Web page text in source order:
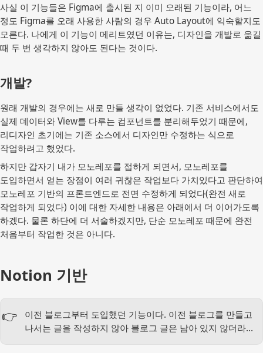
사실 이 기능들은 Figma에 출시된 지 이미 오래된 기능이라, 어느
정도 Figma를 오래 사용한 사람의 경우 Auto Layout에 익숙할지도
모른다. 나에게 이 기능이 메리트였던 이유는, 디자인을 개발로 옮길
때 두 번 생각하지 않아도 된다는 것이다.
개발?
원래 개발의 경우에는 새로 만들 생각이 없었다. 기존 서비스에서도
실제 데이터와 View를 다루는 컴포넌트를 분리해두었기 때문에,
리디자인 초기에는 기존 소스에서 디자인만 수정하는 식으로
작업하려고 했었다.
하지만 갑자기 내가 모노레포를 접하게 되면서, 모노레포를
도입하면서 얻는 장점이 여러 귀찮은 작업보다 가치있다고 판단하여
모노레포 기반의 프론트엔드로 전면 수정하게 되었다(완전 새로
작업하게 되었다) 이에 대한 자세한 내용은 아래에서 더 이어가도록
하겠다. 물론 하단에 더 서술하겠지만, 단순 모노레포 때문에 완전
처음부터 작업한 것은 아니다.
Notion 기반
👉
이전 블로그부터 도입했던 기능이다. 이전 블로그를 만들고
나서는 글을 작성하지 않아 블로그 글은 남아 있지 않더라…